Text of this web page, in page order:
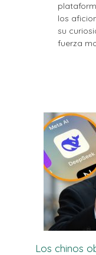
los
su
fuerza
Los chinos